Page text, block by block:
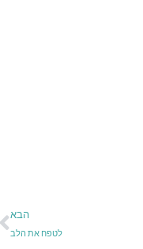
הבא
לטפח את הלב